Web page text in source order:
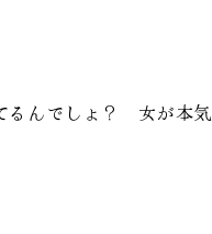
んでしょ？ 女が本